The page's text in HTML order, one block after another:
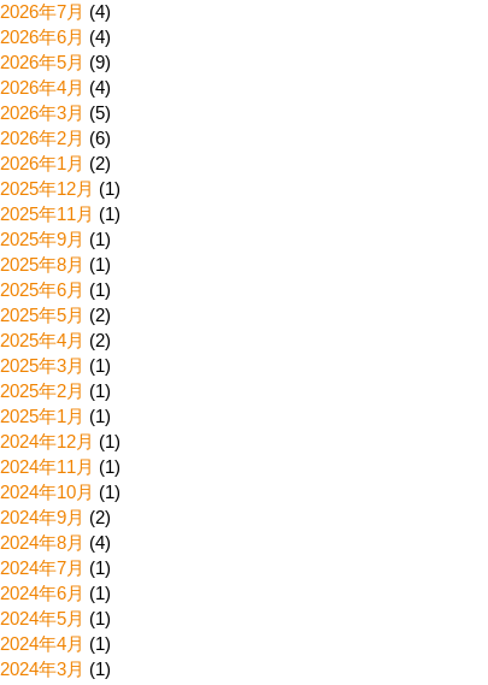
2026年7月 (4)
2026年6月 (4)
2026年5月 (9)
2026年4月 (4)
2026年3月 (5)
2026年2月 (6)
2026年1月 (2)
2025年12月 (1)
2025年11月 (1)
2025年9月 (1)
2025年8月 (1)
2025年6月 (1)
2025年5月 (2)
2025年4月 (2)
2025年3月 (1)
2025年2月 (1)
2025年1月 (1)
2024年12月 (1)
2024年11月 (1)
2024年10月 (1)
2024年9月 (2)
2024年8月 (4)
2024年7月 (1)
2024年6月 (1)
2024年5月 (1)
2024年4月 (1)
2024年3月 (1)